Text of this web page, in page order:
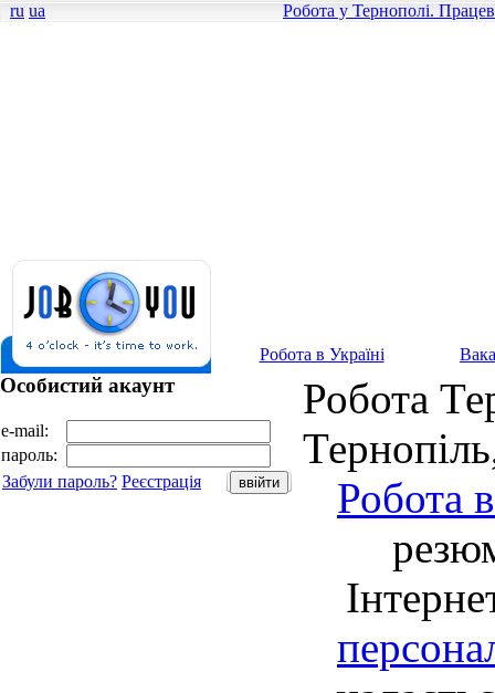
ru ua Робота у Тернополі.
Робота в Україні
Особистий акаунт
e-mail:
пароль:
Забули пароль? Реєстрація
Робота
Робота